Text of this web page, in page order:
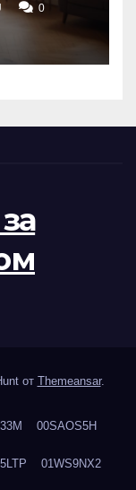
0
от Themeansar.
00SAOS5H
01WS9NX2